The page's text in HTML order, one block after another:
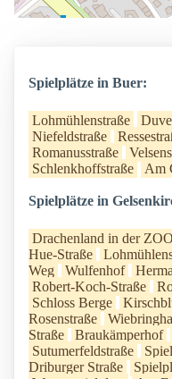
Spielplätze in Buer:
Lohmühlenstraße
Niefeldstraße
Romanusstraße
Schlenkhoffstraße
Am
Spielplätze in
Drachenland in der
Hue-Straße
Weg
Wulfenhof
Robert-Koch-Straße
Schloss Berge
Rosenstraße
Straße
Braukämperhof
Sutumerfeldstraße
Driburger Straße